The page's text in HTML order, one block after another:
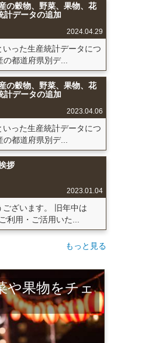
の穀物、野菜、果物、花
計データの追加
2024.04.29
った生産統計データにつ
の都道府県別デ...
の穀物、野菜、果物、花
計データの追加
2023.04.06
った生産統計データにつ
都道府県別デ...
拶
2023.01.04
ざいます。 旧年中は
利用・ご活用いた...
もっと見る
や果物をチェ